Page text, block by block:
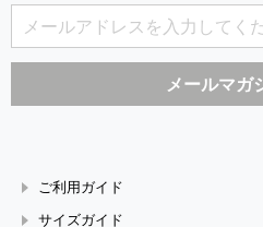
ご利用ガイド
サイズガイド